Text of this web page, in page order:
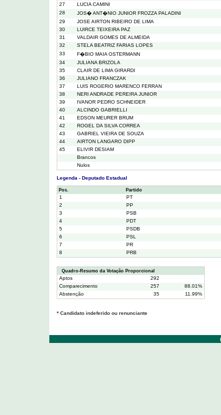
27
LUCIA CAMINI
28
JOS� ANT�NIO JUNIOR FROZZA PALADINI
29
JOSE AIRTON RIBEIRO DE LIMA
30
LUIRCE TEIXEIRA PAZ
31
VALDAIR GOMES DE ALMEIDA
32
STELA BEATRIZ FARIAS LOPES
33
F�BIO MAIA OSTERMANN
34
JULIANA BRIZOLA
35
CLAIR DE LIMA GIRARDI
36
JULIANO FRANCZAK
37
LUIS ROGERIO MARENCO FERRAN
38
NERI ANDRADE PEREIRA JUNIOR
39
IVANOR PEDRO SCHNEIDER
40
ALCINDO GABRIELLI
41
EDSON MEURER BRUM
42
ROGEL DA SILVA CORREA
43
GABRIEL VIEIRA DE SOUZA
44
AIRTON LANGARO DIPP
45
ELIVIR DESIAM
Brancos
Nulos
Legenda - Deputado Estadual
Pos. Partido
1
PT
2
PP
3
PSB
4
PDT
5
PSDB
6
PSL
7
PR
8
PRB
Quadro-Resumo da Votação Proporcional
Aptos
292
Comparecimento
257
88.01%
Abstenção
35 11.99%
* Candidato indeferido ou renunciante